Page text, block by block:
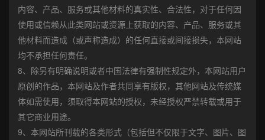
内容、产品、服务或其他材料的真实性、合法性，对于任何因
使用或信赖从此类网站或资源上获取的内容、产品、服务或其
他材料而造成（或声称造成）的任何直接或间接损失，本网站
均不承担任何责任。
8、除另有明确说明或者中国法律有强制性规定外，本网站用户
原创的作品，本网站及作者共同享有版权，其他网站及传统媒
体如需使用，须取得本网站的授权，未经授权严禁转载或用于
其它商业用途。
9、本网站所刊载的各类形式（包括但不仅限于文字、图片、图